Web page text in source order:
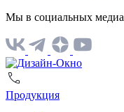
Мы в социальных медиа
Продукция